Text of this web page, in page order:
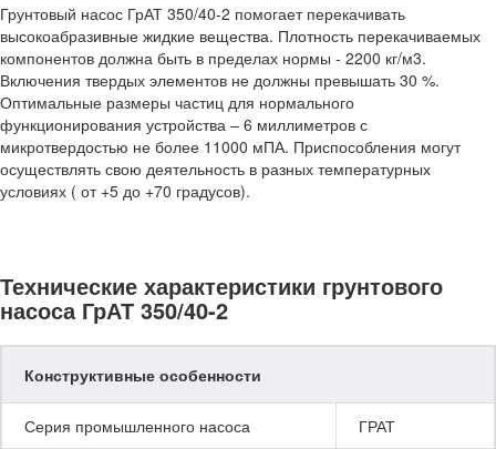
Грунтовый насос ГрАТ 350/40-2 помогает перекачивать
высокоабразивные жидкие вещества. Плотность перекачиваемых
компонентов должна быть в пределах нормы - 2200 кг/м3.
Включения твердых элементов не должны превышать 30 %.
Оптимальные размеры частиц для нормального
функционирования устройства – 6 миллиметров с
микротвердостью не более 11000 мПА. Приспособления могут
осуществлять свою деятельность в разных температурных
условиях ( от +5 до +70 градусов).
Технические характеристики грунтового
насоса ГрАТ 350/40-2
Конструктивные особенности
Серия промышленного насоса ГРАТ